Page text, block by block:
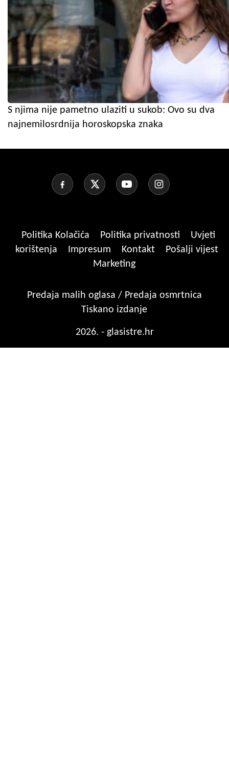
S njima nije pametno ulaziti u sukob: Ovo su dva
najnemilosrdnija horoskopska znaka
Politika Kolačića Politika privatnosti
Uvjeti
korištenja
Impresum Kontakt
Pošalji vijest
Marketing
Predaja malih oglasa / Predaja osmrtnica
Tiskano izdanje
2026. - glasistre.hr